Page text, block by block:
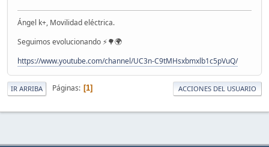
Ángel k+, Movilidad eléctrica.
Seguimos evolucionando ⚡🌳🌍
https://www.youtube.com/channel/UC3n-C9tMHsxbmxlb1c5pVuQ/
IR ARRIBA Páginas 1 ACCIONES DEL USUARIO